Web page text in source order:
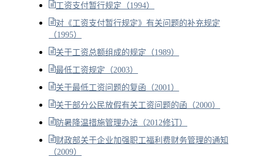
工资支付暂行规定（1994）
对《工资支付暂行规定》有关问题的补充规定
（1995）
关于工资总额组成的规定（1989）
最低工资规定（2003）
关于最低工资问题的复函（2001）
关于部分公民放假有关工资问题的函（2000）
防暑降温措施管理办法（2012修订）
财政部关于企业加强职工福利费财务管理的通知
（2009）